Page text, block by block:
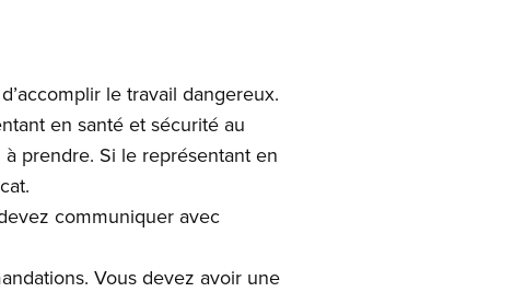
le travail dangereux.
en santé et sécurité au
prendre. Si le représentant en
communiquer avec
Vous devez avoir une